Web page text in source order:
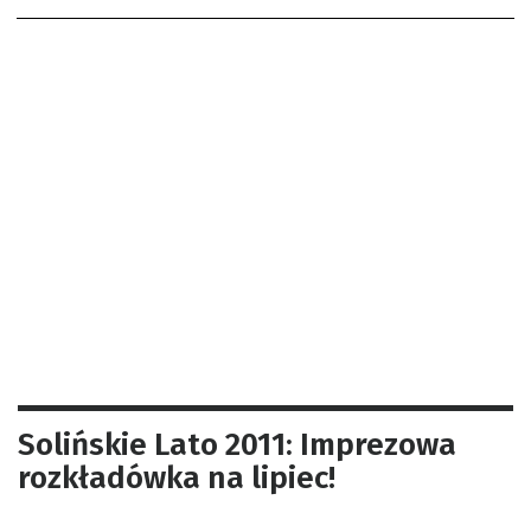
Solińskie Lato 2011: Imprezowa
rozkładówka na lipiec!